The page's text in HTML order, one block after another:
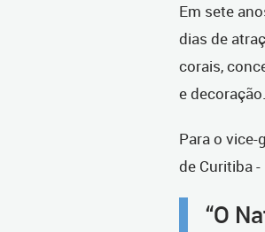
Em sete
dias de
corais,
e decoração.
Para o vice-
de Curitiba
“O